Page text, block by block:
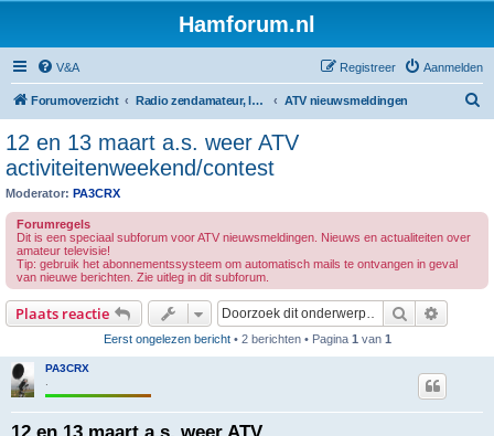
Hamforum.nl
V&A Aanmelden
Registreer
Forumoverzicht Radio zendamateur, luisteramateur en elektronica zelfbouw ATV nieuwsmeldingen
12 en 13 maart a.s. weer ATV
activiteitenweekend/contest
Moderator: PA3CRX
Forumregels
Dit is een speciaal subforum voor ATV nieuwsmeldingen. Nieuws en actualiteiten over
amateur televisie!
Tip: gebruik het abonnementssysteem om automatisch mails te ontvangen in geval
van nieuwe berichten. Zie uitleg in dit subforum.
Plaats reactie Zoek
Eerst ongelezen bericht• 2 berichten • Pagina 1 van 1
PA3CRX